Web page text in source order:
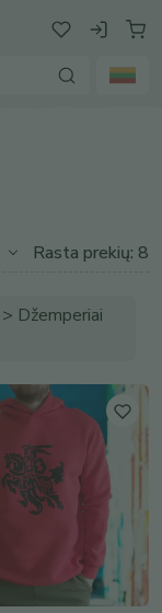
Rasta prekių: 8
Džemperiai